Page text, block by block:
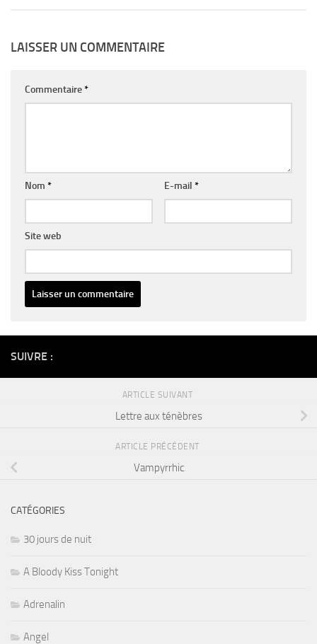
LAISSER UN COMMENTAIRE
Commentaire*
Nom * E-mail *
Site web
SUIVRE :
ARTICLE SUIVANT
Lettre aux ténèbres
ARTICLE PRÉCÉDENT
Vampyrrhic
CATÉGORIES
30 jours de nuit
A Bloody Kiss Tonight
Adrenalin
Angel